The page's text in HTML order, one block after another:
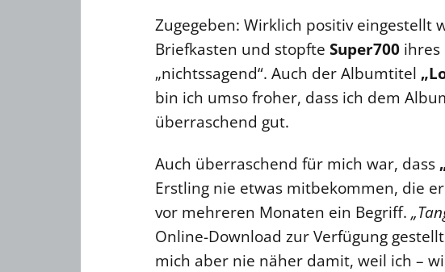
Zugegeben: Wirklich positiv eingestellt
Briefkasten und stopfte Super700 ihres
„nichtssagend“. Auch der Albumtitel
bin ich umso froher, dass ich dem
überraschend gut.
Auch überraschend für mich war, dass
Erstling nie etwas mitbekommen, die
vor mehreren Monaten ein Begriff.
Online-Download zur Verfügung
mich aber nie näher damit, weil ich –